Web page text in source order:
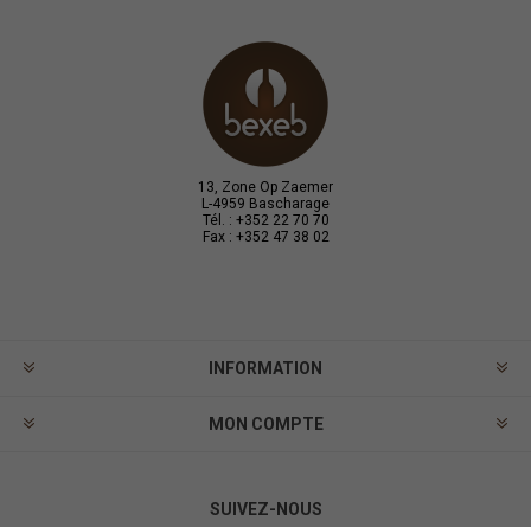
13, Zone Op Zaemer
L-4959 Bascharage
Tél. : +352 22 70 70
Fax : +352 47 38 02
INFORMATION
MON COMPTE
SUIVEZ-NOUS